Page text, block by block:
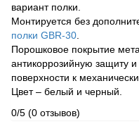
вариант полки.
Монтируется без
полки GBR-30
Порошковое покрытие
антикоррозийную защиту
поверхности к
Цвет – белый и черный.
0/5 (0 отзывов)